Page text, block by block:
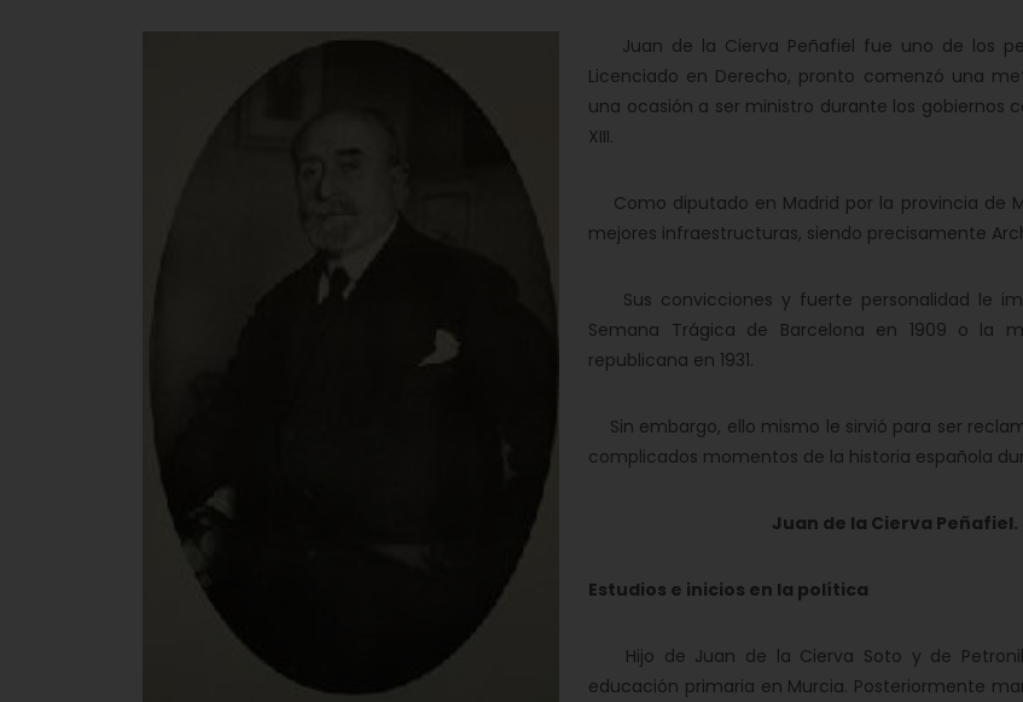
Juan de la Cierva Peñafiel fue uno de los
Licenciado en Derecho, pronto comenzó una
una ocasión a ser ministro durante los gobiernos
XIII.
Como diputado en Madrid por la provincia de
mejores infraestructuras, siendo precisamente
Sus convicciones y fuerte personalidad le
Semana Trágica de Barcelona en 1909 o la
republicana en 1931.
Sin embargo, ello mismo le sirvió para ser
complicados momentos de la historia española
Juan de la Cierva Peñafiel.
Estudios e inicios en la política
Hijo de Juan de la Cierva Soto y de
educación primaria en Murcia. Posteriormente